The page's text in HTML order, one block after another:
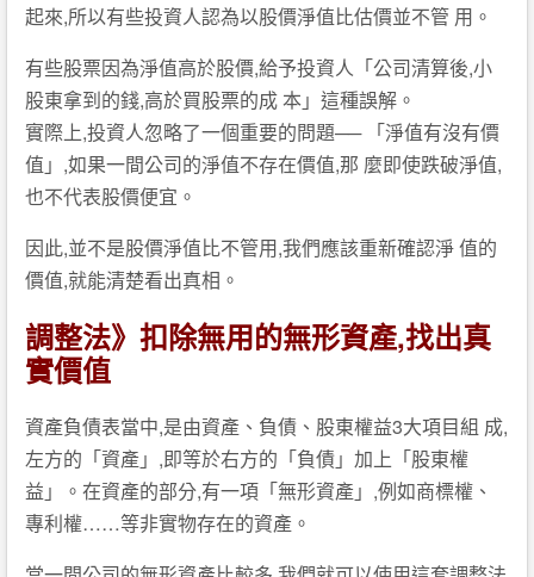
起來,所以有些投資人認為以股價淨值比估價並不管 用。
有些股票因為淨值高於股價,給予投資人「公司清算後,小
股東拿到的錢,高於買股票的成 本」這種誤解。
實際上,投資人忽略了一個重要的問題── 「淨值有沒有價
值」,如果一間公司的淨值不存在價值,那 麼即使跌破淨值,
也不代表股價便宜。
因此,並不是股價淨值比不管用,我們應該重新確認淨 值的
價值,就能清楚看出真相。
調整法》扣除無用的無形資產,找出真
實價值
資產負債表當中,是由資產、負債、股東權益3大項目組 成,
左方的「資產」,即等於右方的「負債」加上「股東權
益」。在資產的部分,有一項「無形資產」,例如商標權、
專利權……等非實物存在的資產。